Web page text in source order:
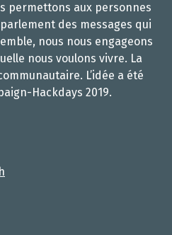
permettons aux personnes
des messages qui
nous nous engageons
nous voulons vivre. La
L’idée a été
Hackdays 2019.